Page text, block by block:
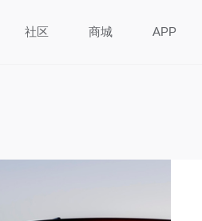
社区 商城 APP